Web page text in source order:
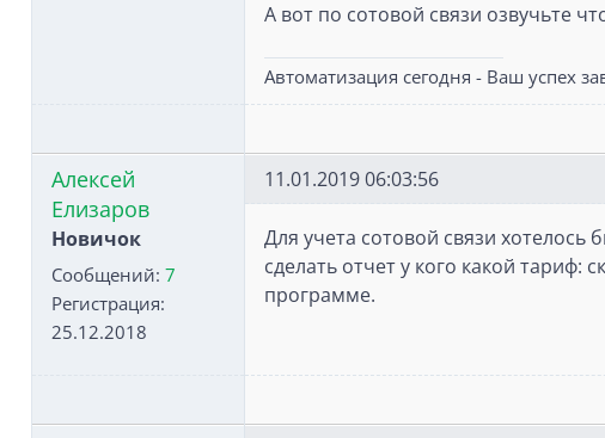
А вот по сотовой связи озвучьте
Автоматизация сегодня - Ваш успех
Алексей
Елизаров
Новичок
Сообщений: 7
Регистрация:
25.12.2018
11.01.2019 06:03:56
Для учета сотовой связи
сделать отчет у кого какой тариф:
программе.